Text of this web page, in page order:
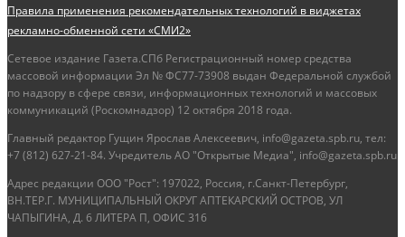
Правила применения рекомендательных технологий в виджетах
рекламно-обменной сети «СМИ2»
Сетевое издание Газета.СПб Регистрационный номер средства
массовой информации Эл № ФС77-73908 выдан Федеральной службой
по надзору в сфере связи, информационных технологий и массовых
коммуникаций (Роскомнадзор) 12 октября 2018 года.
Главный редактор Гущин Ярослав Алексеевич, info@gazeta.spb.ru, тел:
+7 (812) 627-21-84. Учредитель АО "Открытые Медиа", info@gazeta.spb.ru
Адрес редакции ООО "Рост": 197022, Россия, г.Санкт-Петербург,
ВН.ТЕР.Г. МУНИЦИПАЛЬНЫЙ ОКРУГ АПТЕКАРСКИЙ ОСТРОВ, УЛ
ЧАПЫГИНА, Д. 6 ЛИТЕРА П, ОФИС 316